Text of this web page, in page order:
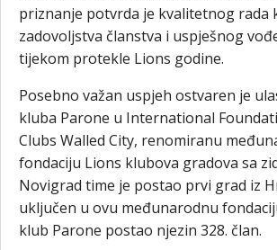
priznanje potvrda je kvalitetnog rada
zadovoljstva članstva i uspješnog
tijekom protekle Lions godine.
Posebno važan uspjeh ostvaren je
kluba Parone u International
Clubs Walled City, renomiranu
fondaciju Lions klubova gradova sa
Novigrad time je postao prvi grad iz
uključen u ovu međunarodnu
klub Parone postao njezin 328. član.